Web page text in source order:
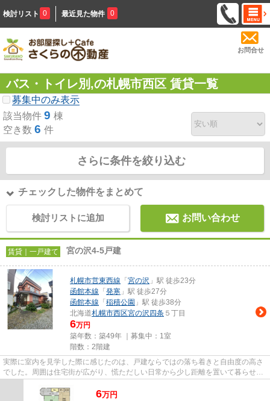
検討リスト 0 最近見た物件 0
お問合せ
バス・トイレ別,の札幌市西区 賃貸一覧
募集中のみ表示
該当物件 9 棟
空き数 6 件
さらに条件を絞り込む
チェックした物件をまとめて
検討リストに追加 お問い合わせ
賃貸｜一戸建て 宮の沢4-5戸建
札幌市営東西線 「 宮の沢 」駅 徒歩23分
函館本線 「 発寒 」駅 徒歩27分
函館本線 「 稲積公園 」駅 徒歩38分
北海道札幌市西区宮の沢四条 ５丁目
6万円
築年数：築49年 ｜募集中： 1室
階数：2階建
実際に室内を見学した際に感じたのは、戸建ならではの落ち着きと自由度の高さ
でした。周囲は住宅街が広がり、慌ただしい日常から少し距離を置いて暮らせそ
6万円